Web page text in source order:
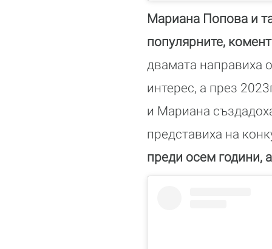
Мариана Попова и
популярните,
двамата направиха
интерес, а през
и Мариана
представиха на
преди осем години,